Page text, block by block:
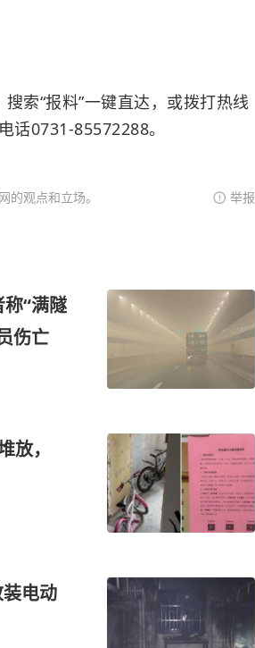
索“报料”一键直达，或拨打热线
话0731-85572288。
观点和立场。 举报
“满隧
伤亡
放，
电动